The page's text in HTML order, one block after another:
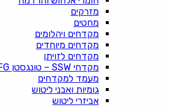
מזרקים
מחטים
מקדחים ויהלומים
מקדחים מיוחדים
מקדחים לזויתן
מקדחי SSW – טונגסטן FG
מעמד למקדחים
גומיות ואבני ליטוש
אביזרי ליטוש